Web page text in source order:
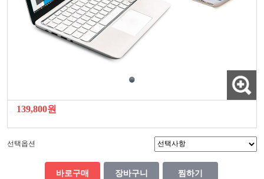
139,800원
선택옵션
바로구매 장바구니 찜하기